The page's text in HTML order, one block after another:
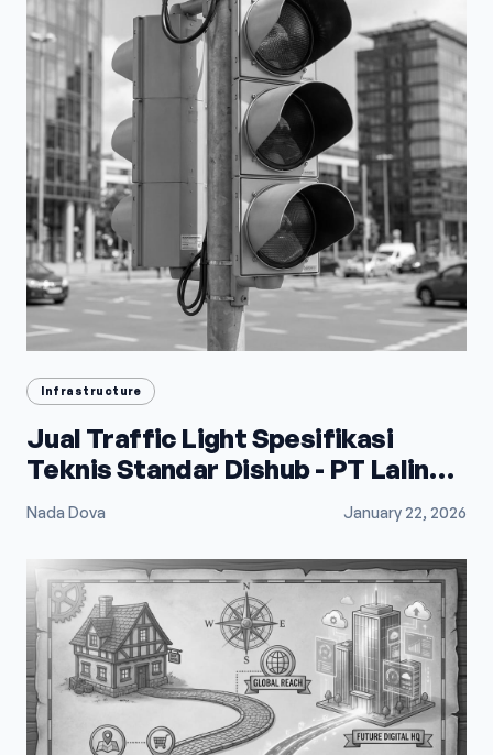
Infrastructure
Jual Traffic Light Spesifikasi
Teknis Standar Dishub - PT Lalindo
Mega Utama
Nada Dova January 22, 2026